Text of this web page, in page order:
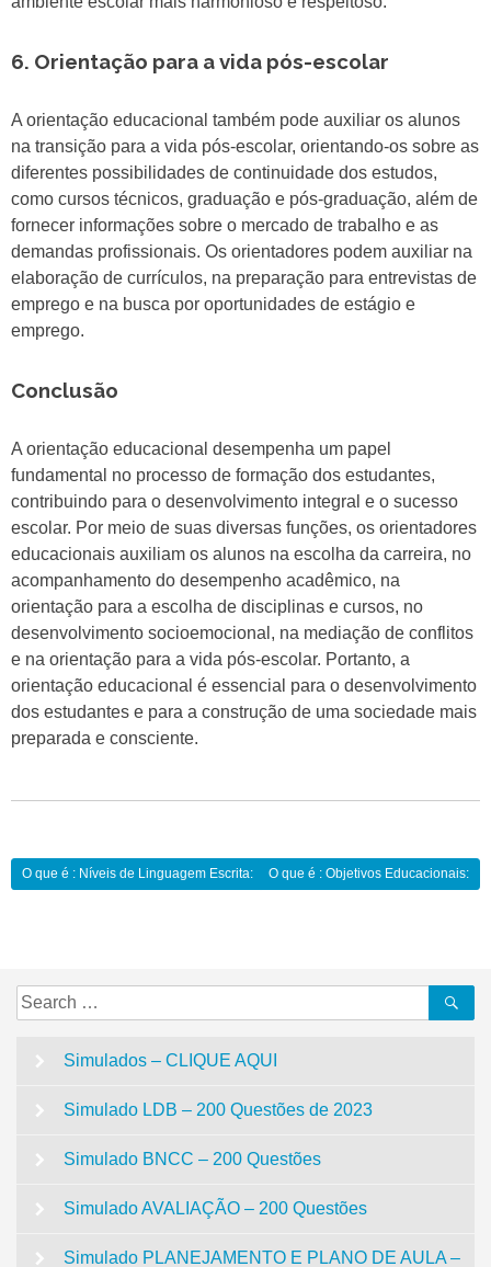
6. Orientação para a vida pós-escolar
A orientação educacional também pode auxiliar os alunos
na transição para a vida pós-escolar, orientando-os sobre as
diferentes possibilidades de continuidade dos estudos,
como cursos técnicos, graduação e pós-graduação, além de
fornecer informações sobre o mercado de trabalho e as
demandas profissionais. Os orientadores podem auxiliar na
elaboração de currículos, na preparação para entrevistas de
emprego e na busca por oportunidades de estágio e
emprego.
Conclusão
A orientação educacional desempenha um papel
fundamental no processo de formação dos estudantes,
contribuindo para o desenvolvimento integral e o sucesso
escolar. Por meio de suas diversas funções, os orientadores
educacionais auxiliam os alunos na escolha da carreira, no
acompanhamento do desempenho acadêmico, na
orientação para a escolha de disciplinas e cursos, no
desenvolvimento socioemocional, na mediação de conflitos
e na orientação para a vida pós-escolar. Portanto, a
orientação educacional é essencial para o desenvolvimento
dos estudantes e para a construção de uma sociedade mais
preparada e consciente.
Navegação
O que é : Níveis de Linguagem Escrita: O que é : Objetivos Educacionais:
Search
for:
Simulados – CLIQUE AQUI
Simulado LDB – 200 Questões de 2023
Simulado BNCC – 200 Questões
Simulado AVALIAÇÃO – 200 Questões
Simulado PLANEJAMENTO E PLANO DE AULA –